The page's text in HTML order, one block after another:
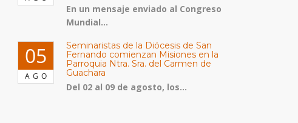
En un mensaje enviado al Congreso
Mundial...
05
AGO
Seminaristas de la Diócesis de San
Fernando comienzan Misiones en la
Parroquia Ntra. Sra. del Carmen de
Guachara
Del 02 al 09 de agosto, los...